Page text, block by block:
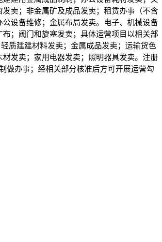
卖；非金属矿及成品发卖；租赁办事（不含
设备维修；金属布局发卖。电子、机械设备
；阀门和旋塞发卖；具体运营项目以相关部
质建建材料发卖；金属成品发卖；运输货色
发卖；家用电器发卖；照明器具发卖。注册
做办事；经相关部分核准后方可开展运营勾